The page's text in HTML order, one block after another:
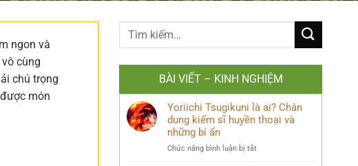
ngon và
cùng
chú trọng
món
BÀI VIẾT – KINH NGHIỆM
Yoriichi Tsugikuni là ai? Chân
dung kiếm sĩ huyền thoại và
những bí ẩn
Chức năng bình luận bị tắt